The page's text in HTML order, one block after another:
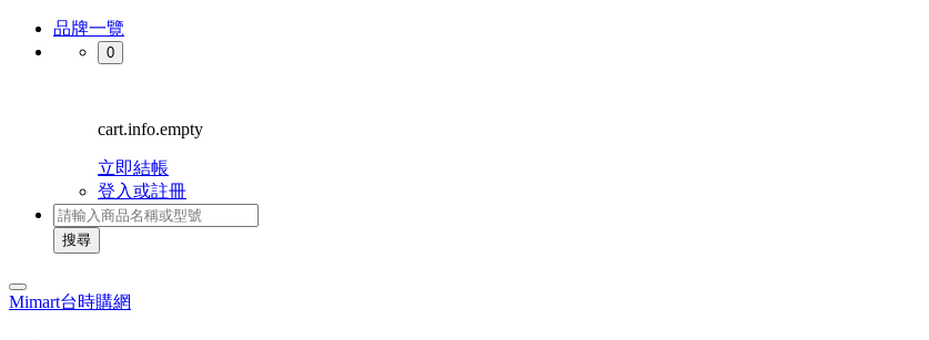
品牌一覽
0
cart.info.empty
立即結帳
登入或註冊
搜尋
Mimart台時購網